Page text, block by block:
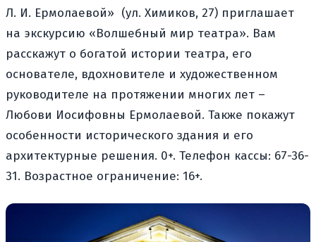
Л. И. Ермолаевой» (ул. Химиков, 27) приглашает
на экскурсию «Волшебный мир театра». Вам
расскажут о богатой истории театра, его
основателе, вдохновителе и художественном
руководителе на протяжении многих лет –
Любови Иосифовны Ермолаевой. Также покажут
особенности исторического здания и его
архитектурные решения. 0+. Телефон кассы: 67-36-
31. Возрастное ограничение: 16+.